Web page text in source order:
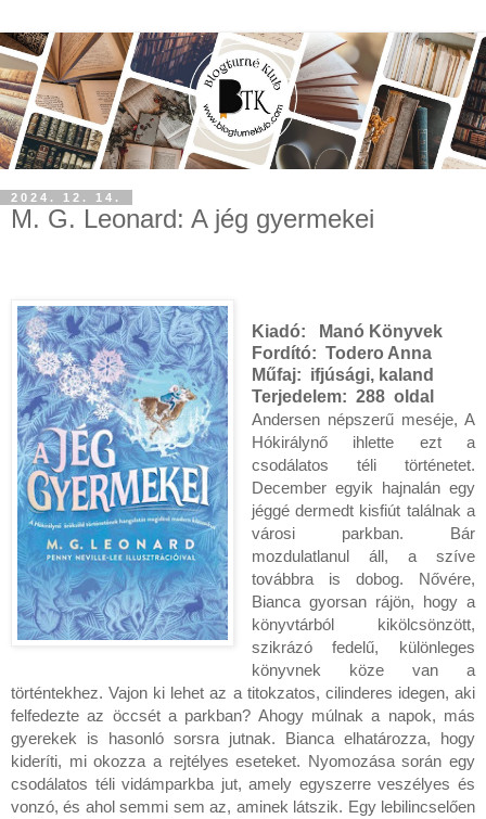
2024. 12. 14.
M. G. Leonard: A ​jég gyermekei
Kiadó: Manó Könyvek
Fordító: Todero Anna
Műfaj: ifjúsági, kaland
Terjedelem: 288 oldal
Andersen népszerű meséje, A
Hókirálynő ihlette ezt a
csodálatos téli történetet.
December egyik hajnalán egy
jéggé dermedt kisfiút találnak a
városi parkban. Bár
mozdulatlanul áll, a szíve
továbbra is dobog. Nővére,
Bianca gyorsan rájön, hogy a
könyvtárból kikölcsönzött,
szikrázó fedelű, különleges
könyvnek köze van a
történtekhez. Vajon ki lehet az a titokzatos, cilinderes idegen, aki
felfedezte az öccsét a parkban? Ahogy múlnak a napok, más
gyerekek is hasonló sorsra jutnak. Bianca elhatározza, hogy
kideríti, mi okozza a rejtélyes eseteket. Nyomozása során egy
csodálatos téli vidámparkba jut, amely egyszerre veszélyes és
vonzó, és ahol semmi sem az, aminek látszik. Egy lebilincselően